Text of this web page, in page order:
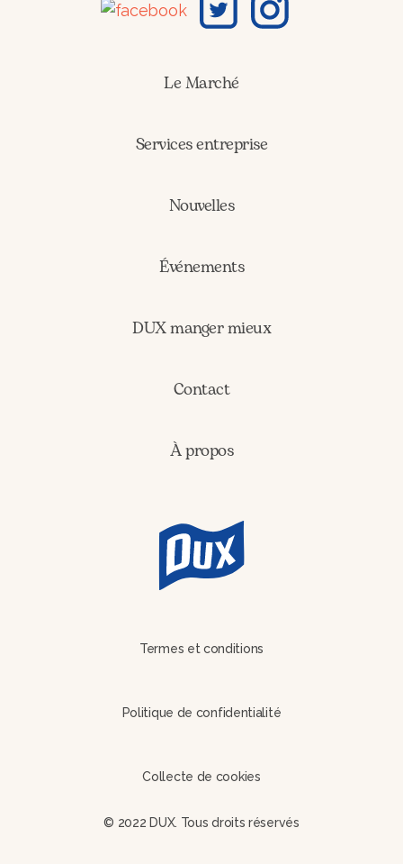
Le Marché
Services entreprise
Nouvelles
Événements
DUX manger mieux
Contact
À propos
Termes et conditions
Politique de confidentialité
Collecte de cookies
© 2022 DUX. Tous droits réservés